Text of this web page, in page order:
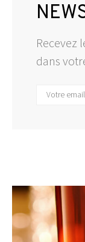
Recevez
dans